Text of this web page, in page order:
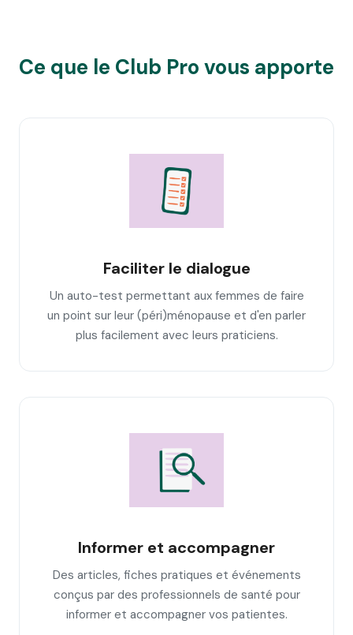
Ce que le Club Pro vous apporte
Faciliter le dialogue
Un auto-test permettant aux femmes de faire
un point sur leur (péri)ménopause et d'en parler
plus facilement avec leurs praticiens.
Informer et accompagner
Des articles, fiches pratiques et événements
conçus par des professionnels de santé pour
informer et accompagner vos patientes.